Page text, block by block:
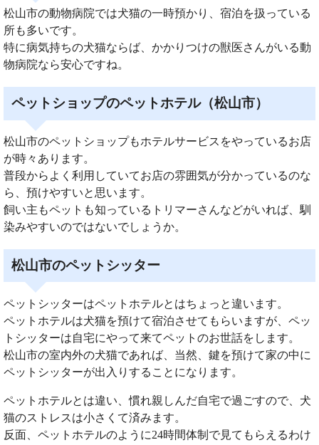
松山市の動物病院では犬猫の一時預かり、宿泊を扱っている
所も多いです。
特に病気持ちの犬猫ならば、かかりつけの獣医さんがいる動
物病院なら安心ですね。
ペットショップのペットホテル（松山市）
松山市のペットショップもホテルサービスをやっているお店
が時々あります。
普段からよく利用していてお店の雰囲気が分かっているのな
ら、預けやすいと思います。
飼い主もペットも知っているトリマーさんなどがいれば、馴
染みやすいのではないでしょうか。
松山市のペットシッター
ペットシッターはペットホテルとはちょっと違います。
ペットホテルは犬猫を預けて宿泊させてもらいますが、ペッ
トシッターは自宅にやって来てペットのお世話をします。
松山市の室内外の犬猫であれば、当然、鍵を預けて家の中に
ペットシッターが出入りすることになります。
ペットホテルとは違い、慣れ親しんだ自宅で過ごすので、犬
猫のストレスは小さくて済みます。
反面、ペットホテルのように24時間体制で見てもらえるわけ